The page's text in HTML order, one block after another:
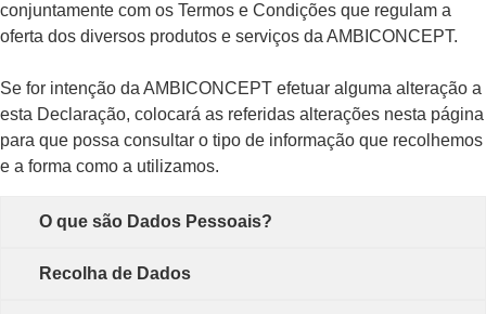
conjuntamente com os Termos e Condições que regulam a
oferta dos diversos produtos e serviços da AMBICONCEPT.
Se for intenção da AMBICONCEPT efetuar alguma alteração a
esta Declaração, colocará as referidas alterações nesta página
para que possa consultar o tipo de informação que recolhemos
e a forma como a utilizamos.
O que são Dados Pessoais?
Recolha de Dados